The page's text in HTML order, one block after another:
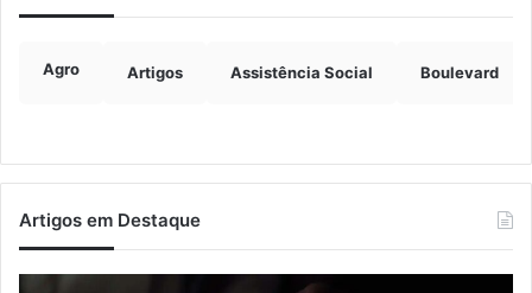
Agro Artigos Assistência Social Boulevard
Artigos em Destaque